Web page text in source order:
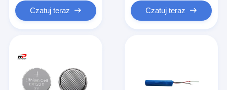
Czatuj teraz
Akumulatory litowo-jonowe
Czatuj teraz Czatuj teraz